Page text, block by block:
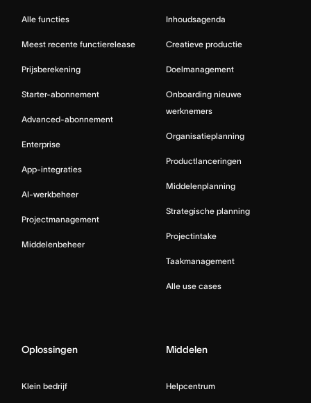
Alle functies
Meest recente functierelease
Prijsberekening
Starter-abonnement
Advanced-abonnement
Enterprise
App-integraties
AI-werkbeheer
Projectmanagement
Middelenbeheer
Inhoudsagenda
Creatieve productie
Doelmanagement
Onboarding nieuwe
werknemers
Organisatieplanning
Productlanceringen
Middelenplanning
Strategische planning
Projectintake
Taakmanagement
Alle use cases
Oplossingen
Klein bedrijf
Middelen
Helpcentrum